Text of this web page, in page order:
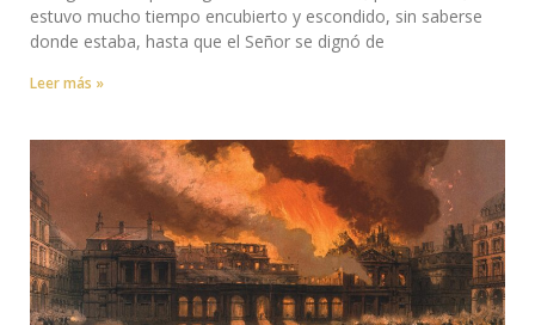
estuvo mucho tiempo encubierto y escondido, sin saberse
donde estaba, hasta que el Señor se dignó de
Leer más »